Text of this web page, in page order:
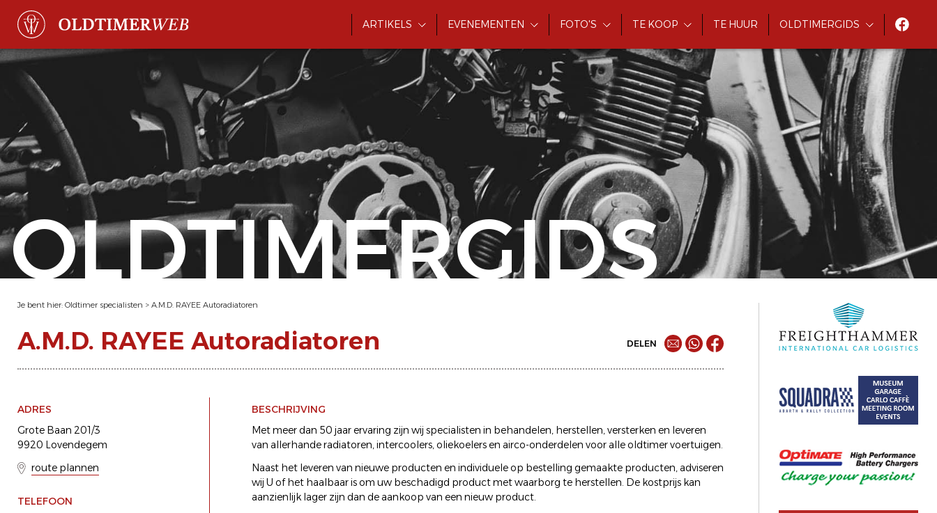
ARTIKELS EVENEMENTEN FOTO'S TE KOOP TE HUUR OLDTIMERGIDS
OLDTIMERGIDS
Je bent hier: Oldtimer specialisten > A.M.D. RAYEE Autoradiatoren
A.M.D. RAYEE Autoradiatoren DELEN
ADRES
Grote Baan 201/3
9920 Lovendegem
route plannen
TELEFOON
BESCHRIJVING
Met meer dan 50 jaar ervaring zijn wij specialisten in behandelen, herstellen, versterken en leveren
van allerhande radiatoren, intercoolers, oliekoelers en airco-onderdelen voor alle oldtimer voertuigen.
Naast het leveren van nieuwe producten en individuele op bestelling gemaakte producten, adviseren
wij U of het haalbaar is om uw beschadigd product met waarborg te herstellen. De kostprijs kan
aanzienlijk lager zijn dan de aankoop van een nieuw product.